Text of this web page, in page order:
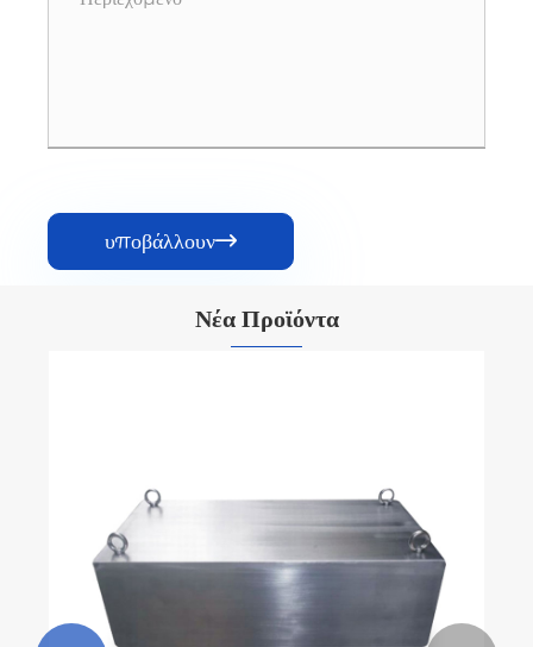
υποβάλλουν
Νέα Προϊόντα